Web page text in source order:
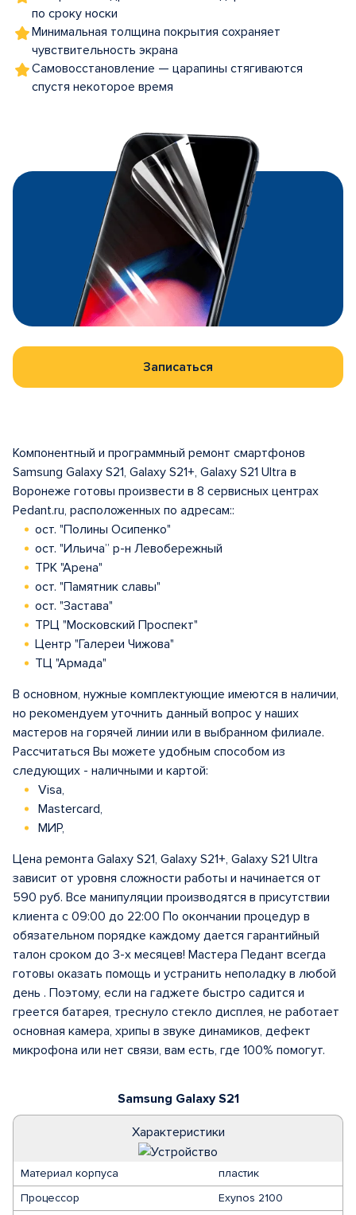
по сроку носки
Минимальная толщина покрытия сохраняет
чувствительность экрана
Самовосстановление — царапины стягиваются
спустя некоторое время
Записаться
Samsung Galaxy S21
Характеристики
Материал корпуса
пластик
Процессор
Exynos 2100
Компонентный и программный ремонт смартфонов
Samsung Galaxy S21, Galaxy S21+, Galaxy S21 Ultra в
Воронеже готовы произвести в 8 сервисных центрах
Pedant.ru, расположенных по адресам::
ост. "Полины Осипенко"
ост. "Ильича” р-н Левобережный
ТРК "Арена"
ост. "Памятник славы"
ост. "Застава"
ТРЦ "Московский Проспект"
Центр "Галереи Чижова"
ТЦ "Армада"
В основном, нужные комплектующие имеются в наличии,
но рекомендуем уточнить данный вопрос у наших
мастеров на горячей линии или в выбранном филиале.
Рассчитаться Вы можете удобным способом из
следующих - наличными и картой:
Visa,
Mastercard,
МИР,
Цена ремонта Galaxy S21, Galaxy S21+, Galaxy S21 Ultra
зависит от уровня сложности работы и начинается от
590 руб. Все манипуляции производятся в присутствии
клиента с 09:00 до 22:00 По окончании процедур в
обязательном порядке каждому дается гарантийный
талон сроком до 3-х месяцев! Мастера Педант всегда
готовы оказать помощь и устранить неполадку в любой
день . Поэтому, если на гаджете быстро садится и
греется батарея, треснуло стекло дисплея, не работает
основная камера, хрипы в звуке динамиков, дефект
микрофона или нет связи, вам есть, где 100% помогут.